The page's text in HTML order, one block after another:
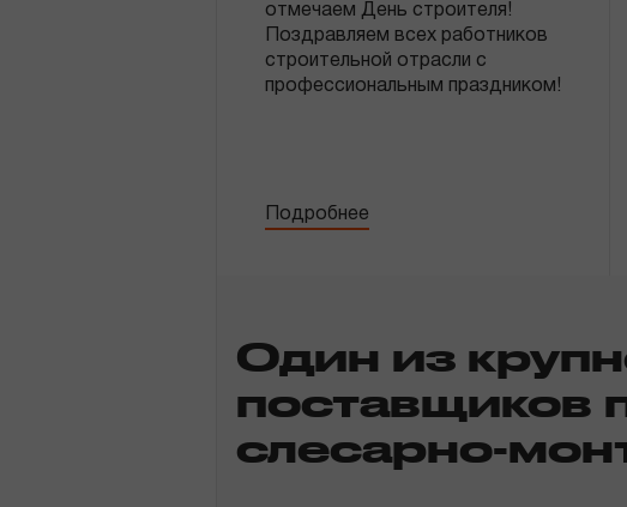
отмечаем День строителя!
Поздравляем всех работников
строительной отрасли с
профессиональным праздником!
Подробнее
Один из
поставщиков
слесарно-